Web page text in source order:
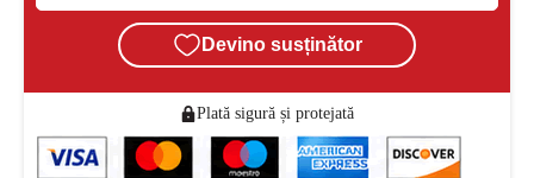
Devino susținător
Plată sigură și protejată